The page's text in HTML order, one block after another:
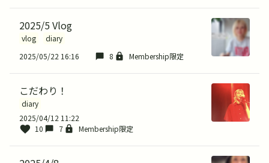
2025/5 Vlog
vlog
diary
2025/05/22 16:16
8 Membership限定
こだわり！
diary
2025/04/12 11:22
10
7 Membership限定